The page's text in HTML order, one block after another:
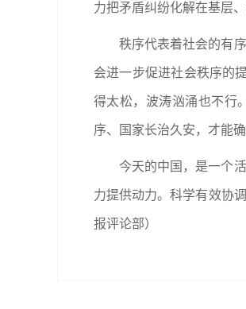
力把矛盾纠纷化解在基层
秩序代表着社会的有
会进一步促进社会秩序的
得太松，波涛汹涌也不行
序、国家长治久安，才能
今天的中国，是一个
力提供动力。科学有效协
报评论部）